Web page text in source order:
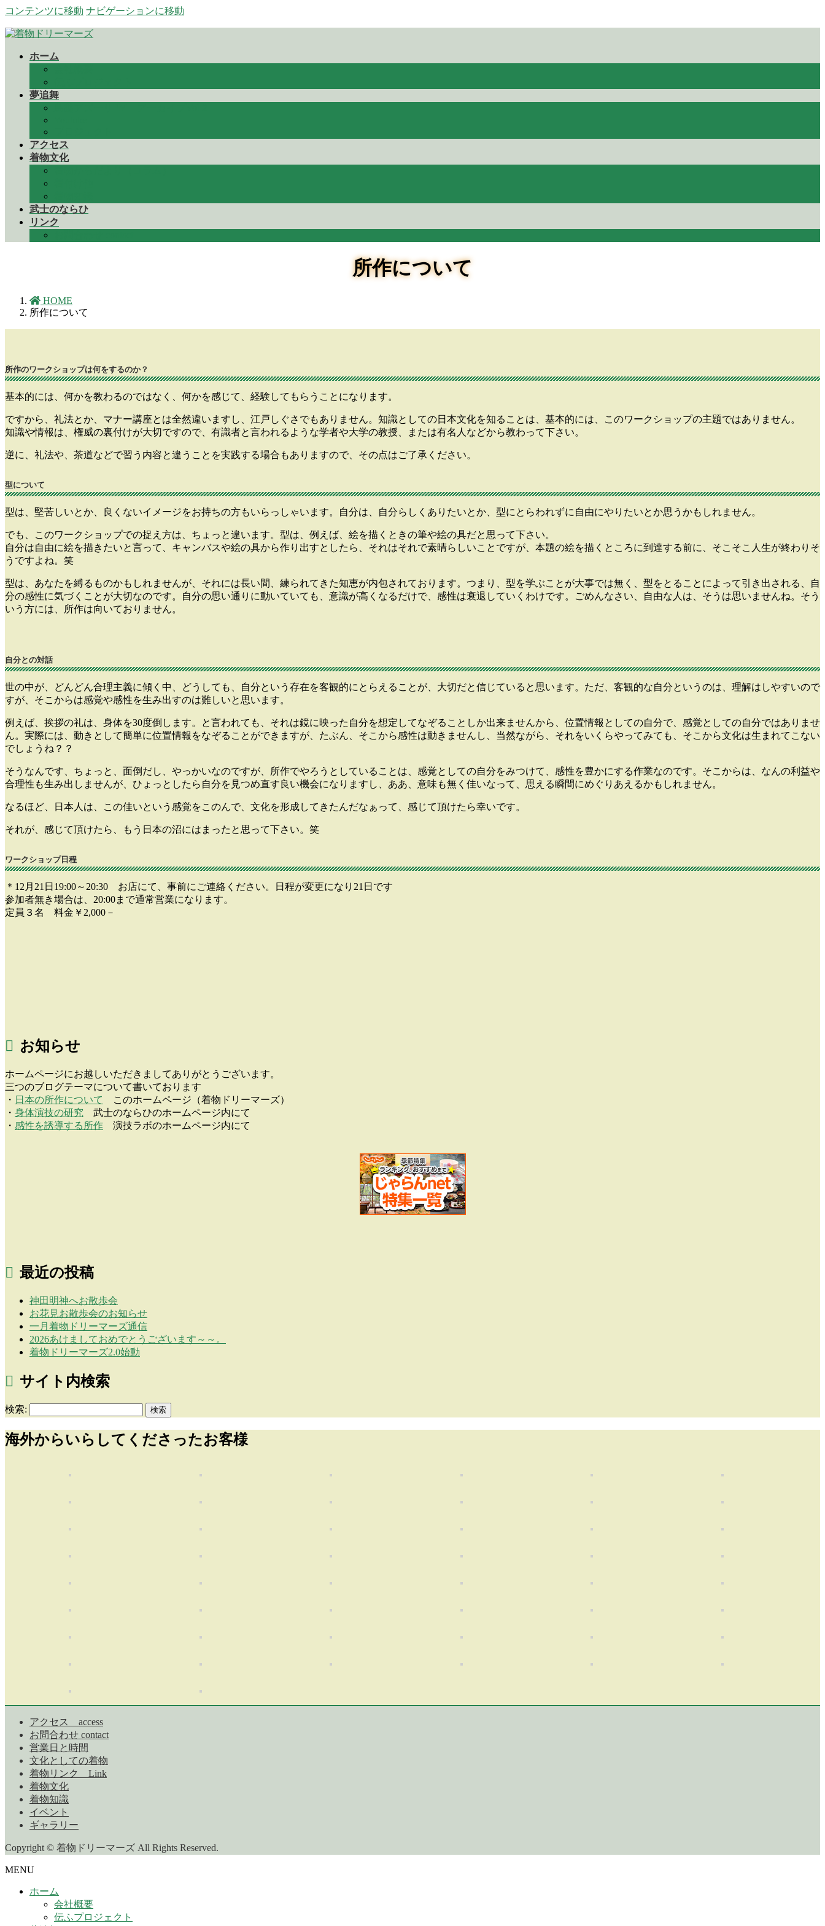
コンテンツに移動 ナビゲーションに移動
ホーム
夢追舞
アクセス
着物文化
武士のならひ
リンク
所作について
HOME
所作について
所作のワークショップは何をするのか？
基本的には、何かを教わるのではなく、何かを感じて、経験してもらうことになります。
ですから、礼法とか、マナー講座とは全然違いますし、江戸しぐさでもありません。知識としての日本文化を知ることは、基本的には、このワークショップの主題ではありません。
知識や情報は、権威の裏付けが大切ですので、有識者と言われるような学者や大学の教授、または有名人などから教わって下さい。
逆に、礼法や、茶道などで習う内容と違うことを実践する場合もありますので、その点はご了承ください。
型について
型は、堅苦しいとか、良くないイメージをお持ちの方もいらっしゃいます。自分は、自分らしくありたいとか、型にとらわれずに自由にやりたいとか思うかもしれません。
でも、このワークショップでの捉え方は、ちょっと違います。型は、例えば、絵を描くときの筆や絵の具だと思って下さい。
自分は自由に絵を描きたいと言って、キャンバスや絵の具から作り出すとしたら、それはそれで素晴らしいことですが、本題の絵を描くところに到達する前に、そこそこ人生が終わりそ
うですよね。笑
型は、あなたを縛るものかもしれませんが、それには長い間、練られてきた知恵が内包されております。つまり、型を学ぶことが大事では無く、型をとることによって引き出される、自
分の感性に気づくことが大切なのです。自分の思い通りに動いていても、意識が高くなるだけで、感性は衰退していくわけです。ごめんなさい、自由な人は、そうは思いませんね。そう
いう方には、所作は向いておりません。
自分との対話
世の中が、どんどん合理主義に傾く中、どうしても、自分という存在を客観的にとらえることが、大切だと信じていると思います。ただ、客観的な自分というのは、理解はしやすいので
すが、そこからは感覚や感性を生み出すのは難しいと思います。
例えば、挨拶の礼は、身体を30度倒します。と言われても、それは鏡に映った自分を想定してなぞることしか出来ませんから、位置情報としての自分で、感覚としての自分ではありませ
ん。実際には、動きとして簡単に位置情報をなぞることができますが、たぶん、そこから感性は動きませんし、当然ながら、それをいくらやってみても、そこから文化は生まれてこない
でしょうね？？
そうなんです、ちょっと、面倒だし、やっかいなのですが、所作でやろうとしていることは、感覚としての自分をみつけて、感性を豊かにする作業なのです。そこからは、なんの利益や
合理性も生み出しませんが、ひょっとしたら自分を見つめ直す良い機会になりますし、ああ、意味も無く佳いなって、思える瞬間にめぐりあえるかもしれません。
なるほど、日本人は、この佳いという感覚をこのんで、文化を形成してきたんだなぁって、感じて頂けたら幸いです。
それが、感じて頂けたら、もう日本の沼にはまったと思って下さい。笑
ワークショップ日程
＊12月21日19:00～20:30 お店にて、事前にご連絡ください。日程が変更になり21日です
参加者無き場合は、20:00まで通常営業になります。
定員３名 料金￥2,000－
お知らせ
ホームページにお越しいただきましてありがとうございます。
三つのブログテーマについて書いております
・ 日本の所作について
このホームページ（着物ドリーマーズ）
・ 身体演技の研究 武士のならひのホームページ内にて
・ 感性を誘導する所作 演技ラボのホームページ内にて
最近の投稿
神田明神へお散歩会
お花見お散歩会のお知らせ
一月着物ドリーマーズ通信
2026あけましておめでとうございます～～。
着物ドリーマーズ2.0始動
サイト内検索
検索:
海外からいらしてくださったお客様
アクセス access
お問合わせ contact
営業日と時間
文化としての着物
着物リンク Link
着物文化
着物知識
イベント
ギャラリー
Copyright © 着物ドリーマーズ All Rights Reserved.
MENU
ホーム
会社概要
伝ふプロジェクト